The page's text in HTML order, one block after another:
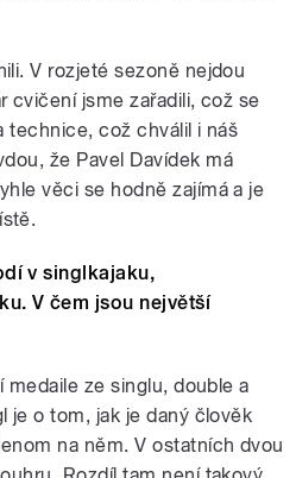
V rozjeté sezoně nejdou
cvičení jsme zařadili, což se
technice, což chválil i náš
že Pavel Davídek má
věci se hodně zajímá a je
v singlkajaku,
V čem jsou největší
medaile ze singlu, double a
je o tom, jak je daný člověk
na něm. V ostatních dvou